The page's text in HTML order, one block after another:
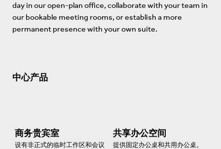
day in our open-plan office, collaborate with your team in
our bookable meeting rooms, or establish a more
permanent presence with your own suite.
中心产品
商务贵宾室
设有非正式的临时工作区和会议
共享办公空间
提供固定办公桌和共用办公桌。